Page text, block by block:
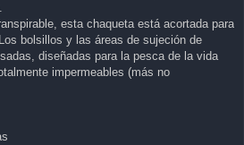
esta chaqueta está acortada para
bolsillos y las áreas de sujeción de
diseñadas para la pesca de la vida
impermeables (más no